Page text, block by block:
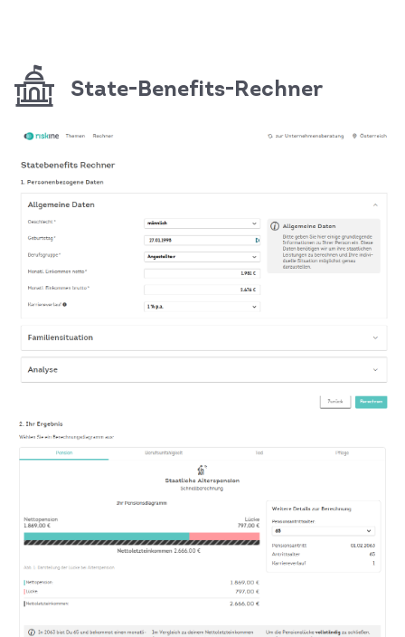
State-Benefits-Rechner